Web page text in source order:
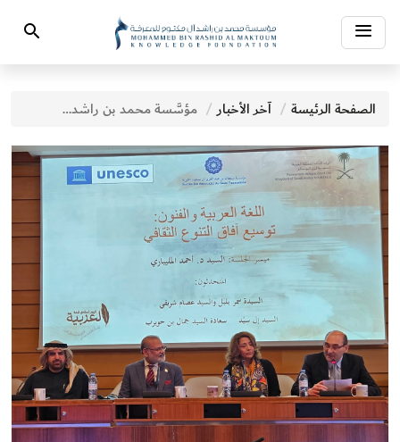
Toggle
navigation
Search
الصفحة الرئيسة آخر الأخبار مؤسَّسة محمد بن راشد آل مكتوم للمعرفة تشارك في الاحتفال باليوم العالمي للغة العربية 2023 بمقر اليونسكو في العاصمة الفرنسية